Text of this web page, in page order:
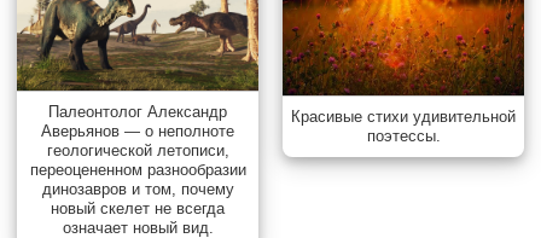
Палеонтолог Александр
Аверьянов — о неполноте
геологической летописи,
переоцененном разнообразии
динозавров и том, почему
новый скелет не всегда
означает новый вид.
Красивые стихи удивительной
поэтессы.